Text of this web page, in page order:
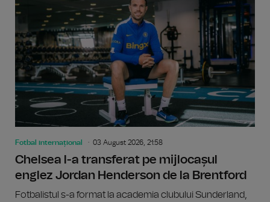
Fotbal internațional 03 August 2026, 21:58
Chelsea l-a transferat pe mijlocașul
englez Jordan Henderson de la Brentford
Fotbalistul s-a format la academia clubului Sunderland,